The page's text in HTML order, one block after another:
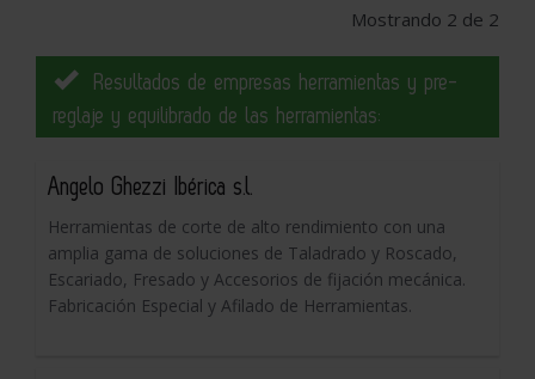
Mostrando 2 de 2
Resultados de empresas herramientas y pre-
reglaje y equilibrado de las herramientas:
Angelo Ghezzi Ibérica s.l.
Herramientas de corte de alto rendimiento con una
amplia gama de soluciones de Taladrado y Roscado,
Escariado, Fresado y Accesorios de fijación mecánica.
Fabricación Especial y Afilado de Herramientas.